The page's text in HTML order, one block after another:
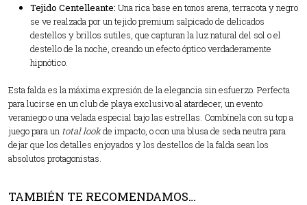
Tejido Centelleante: Una rica base en tonos arena, terracota y negro
se ve realzada por un tejido premium salpicado de delicados
destellos y brillos sutiles, que capturan la luz natural del sol o el
destello de la noche, creando un efecto óptico verdaderamente
hipnótico.
Esta falda es la máxima expresión de la elegancia sin esfuerzo. Perfecta
para lucirse en un club de playa exclusivo al atardecer, un evento
veraniego o una velada especial bajo las estrellas. Combínela con su top a
juego para un total lookde impacto, o con una blusa de seda neutra para
dejar que los detalles enjoyados y los destellos de la falda sean los
absolutos protagonistas.
TAMBIÉN TE RECOMENDAMOS…